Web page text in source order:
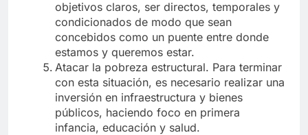
objetivos claros, ser directos, temporales y
condicionados de modo que sean
concebidos como un puente entre donde
estamos y queremos estar.
Atacar la pobreza estructural. Para terminar
con esta situación, es necesario realizar una
inversión en infraestructura y bienes
públicos, haciendo foco en primera
infancia, educación y salud.